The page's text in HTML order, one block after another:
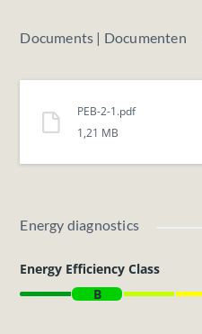
informatie.
Documents | Documenten
PEB-2-1.pdf
1,21 MB
Energy diagnostics
Energy Efficiency Class
B